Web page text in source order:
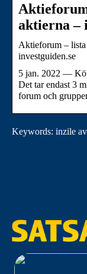
aktierna –
Aktieforum – lista
investguiden.se
5 jan. 2022 —
Det tar endast 3
forum och
Keywords: inzile